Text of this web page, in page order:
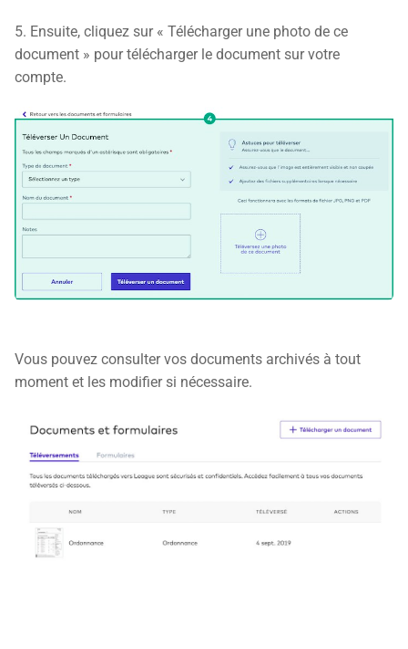
5. Ensuite, cliquez sur « Télécharger une photo de ce
document » pour télécharger le document sur votre
compte.
Vous pouvez consulter vos documents archivés à tout
moment et les modifier si nécessaire.